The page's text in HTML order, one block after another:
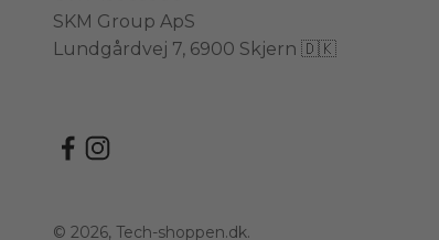
SKM Group ApS
Lundgårdvej 7, 6900 Skjern 🇩🇰
© 2026, Tech-shoppen.dk.